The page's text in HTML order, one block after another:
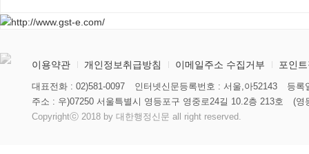
이용약관 개인정보취급방침 이메일주소 수집거부 포인
대표전화 : 02)581-0097 인터넷신문등록번호 : 서울,아52143
등록
주소 : 우)07250 서울특별시 영등포구 영중로24길 10.2층 213호
(영
Copyrightⓒ 2018 by 대한행정신문 all right reserved.